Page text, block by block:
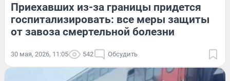
Приехавших из-за границы придется
госпитализировать: все меры защиты
от завоза смертельной болезни
30 мая, 2026, 11:05 542 Обсудить